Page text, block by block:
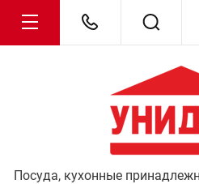
Посуда, кухонные